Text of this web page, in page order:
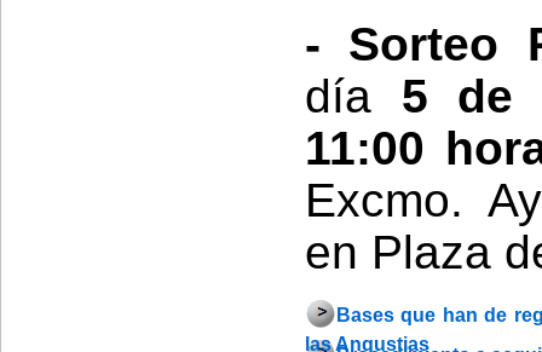
- Sorteo
día 5 de
11:00
Excmo.
en Plaza
Bases que han de
las Angustias